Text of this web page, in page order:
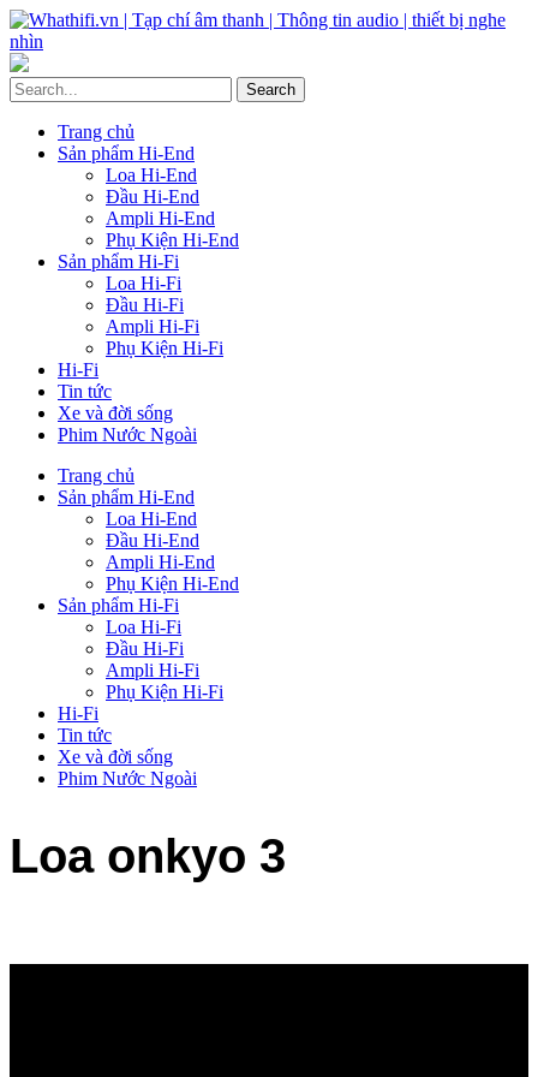
Trang chủ
Sản phẩm Hi-End
Loa Hi-End
Đầu Hi-End
Ampli Hi-End
Phụ Kiện Hi-End
Sản phẩm Hi-Fi
Loa Hi-Fi
Đầu Hi-Fi
Ampli Hi-Fi
Phụ Kiện Hi-Fi
Hi-Fi
Tin tức
Xe và đời sống
Phim Nước Ngoài
Trang chủ
Sản phẩm Hi-End
Loa Hi-End
Đầu Hi-End
Ampli Hi-End
Phụ Kiện Hi-End
Sản phẩm Hi-Fi
Loa Hi-Fi
Đầu Hi-Fi
Ampli Hi-Fi
Phụ Kiện Hi-Fi
Hi-Fi
Tin tức
Xe và đời sống
Phim Nước Ngoài
Loa onkyo 3